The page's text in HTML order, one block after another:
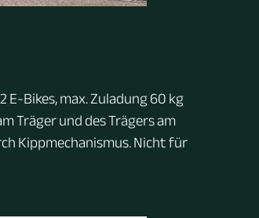
Bikes, max. Zuladung 60 kg
Träger und des Trägers am
Kippmechanismus. Nicht für